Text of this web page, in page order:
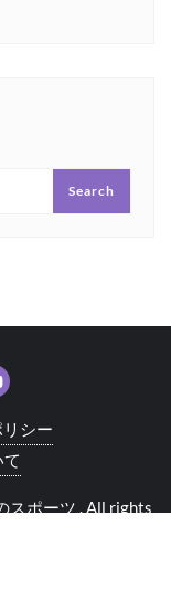
シー
ポーツ . All rights